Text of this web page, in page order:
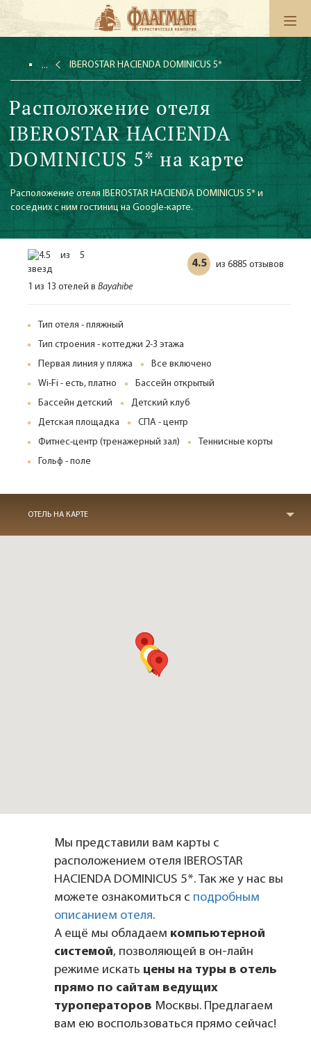
IBEROSTAR HACIENDA DOMINICUS 5*
Расположение отеля
IBEROSTAR HACIENDA
DOMINICUS 5* на карте
Расположение отеля IBEROSTAR HACIENDA DOMINICUS 5* и
соседних с ним гостиниц на Google-карте.
4.5 из 6885 отзывов
1 из 13 отелей в Bayahibe
Тип отеля - пляжный
Тип строения - коттеджи 2-3 этажа
Первая линия у пляжа
Все включено
Wi-Fi - есть, платно
Бассейн открытый
Бассейн детский
Детский клуб
Детская площадка
СПА - центр
Фитнес-центр (тренажерный зал)
Теннисные корты
Гольф - поле
ОТЕЛЬ НА КАРТЕ
Мы представили вам карты с
расположением отеля IBEROSTAR
HACIENDA DOMINICUS 5*. Так же у нас вы
можете ознакомиться с подробным
описанием отеля.
А ещё мы обладаем компьютерной
системой, позволяющей в он-лайн
режиме искать цены на туры в отель
прямо по сайтам ведущих
туроператоров Москвы. Предлагаем
вам ею воспользоваться прямо сейчас!